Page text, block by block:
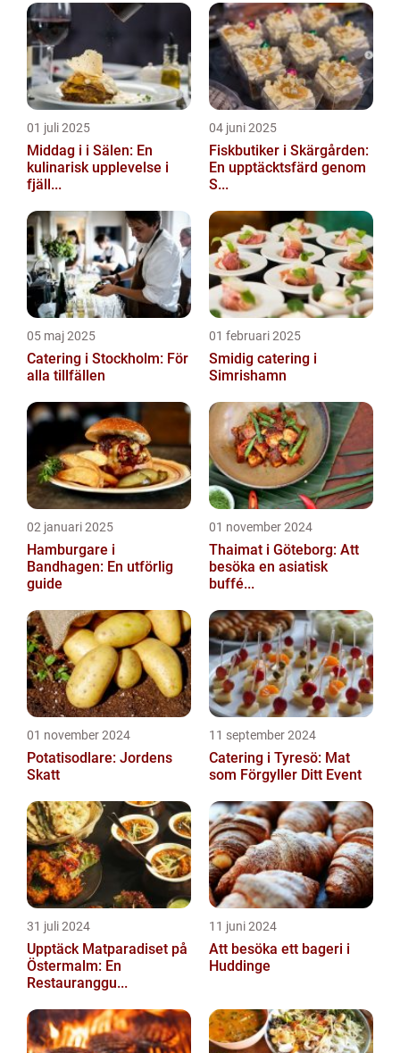
01 juli 2025
Middag i i Sälen: En
kulinarisk upplevelse i
fjäll...
04 juni 2025
Fiskbutiker i Skärgården:
En upptäcktsfärd genom
S...
05 maj 2025
Catering i Stockholm: För
alla tillfällen
01 februari 2025
Smidig catering i
Simrishamn
02 januari 2025
Hamburgare i
Bandhagen: En utförlig
guide
01 november 2024
Thaimat i Göteborg: Att
besöka en asiatisk
buffé...
01 november 2024
Potatisodlare: Jordens
Skatt
11 september 2024
Catering i Tyresö: Mat
som Förgyller Ditt Event
31 juli 2024
Upptäck Matparadiset på
Östermalm: En
Restauranggu...
11 juni 2024
Att besöka ett bageri i
Huddinge